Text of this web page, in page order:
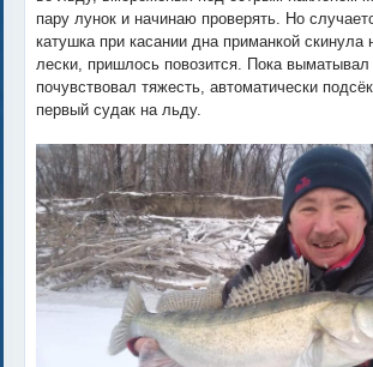
пару лунок и начинаю проверять. Но
катушка при касании дна приманкой скинула
лески, пришлось повозится. Пока
почувствовал тяжесть, автоматически
первый судак на льду.